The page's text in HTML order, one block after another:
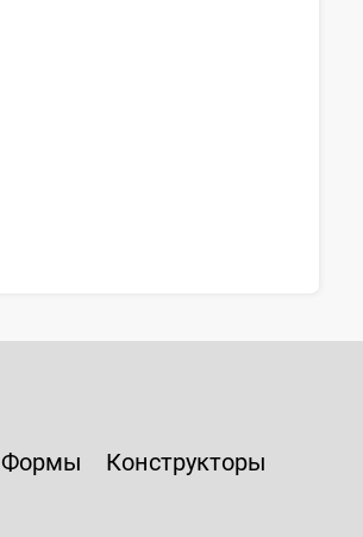
Формы
Конструкторы